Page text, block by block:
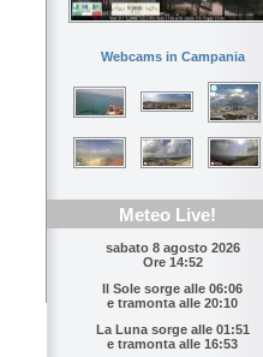
Webcams in Campania
Meteo Live!
sabato 8 agosto 2026
Ore 14:52
Il Sole sorge alle 06:06
e tramonta alle 20:10
La Luna sorge alle 01:51
e tramonta alle 16:53